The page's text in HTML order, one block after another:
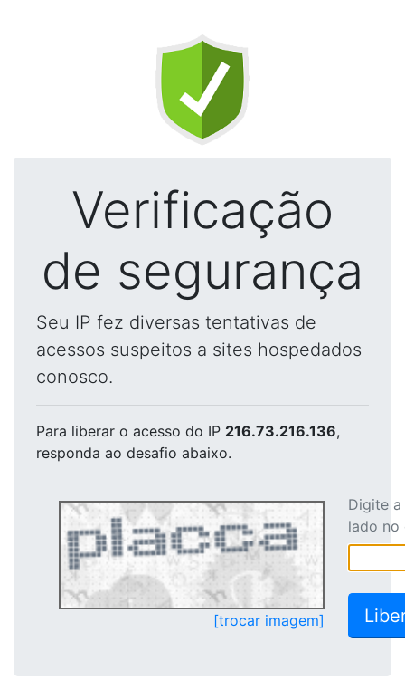
Verificação
de segurança
Seu IP fez diversas tentativas de
acessos suspeitos a sites hospedados
conosco.
Para liberar o acesso do IP 216.73.216.136,
responda ao desafio abaixo.
[trocar imagem]
Digite
lado no